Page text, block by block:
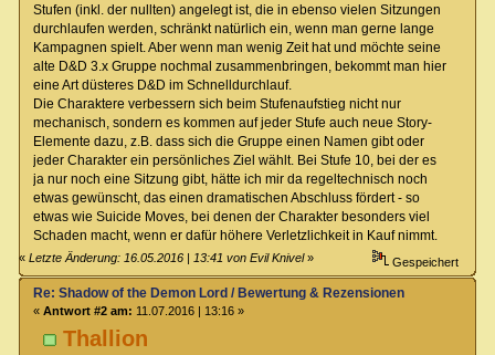
Stufen (inkl. der nullten) angelegt ist, die in ebenso vielen Sitzungen
durchlaufen werden, schränkt natürlich ein, wenn man gerne lange
Kampagnen spielt. Aber wenn man wenig Zeit hat und möchte seine
alte D&D 3.x Gruppe nochmal zusammenbringen, bekommt man hier
eine Art düsteres D&D im Schnelldurchlauf.
Die Charaktere verbessern sich beim Stufenaufstieg nicht nur
mechanisch, sondern es kommen auf jeder Stufe auch neue Story-
Elemente dazu, z.B. dass sich die Gruppe einen Namen gibt oder
jeder Charakter ein persönliches Ziel wählt. Bei Stufe 10, bei der es
ja nur noch eine Sitzung gibt, hätte ich mir da regeltechnisch noch
etwas gewünscht, das einen dramatischen Abschluss fördert - so
etwas wie Suicide Moves, bei denen der Charakter besonders viel
Schaden macht, wenn er dafür höhere Verletzlichkeit in Kauf nimmt.
«Letzte Änderung: 16.05.2016 | 13:41 von Evil Knivel» Gespeichert
Thallion
Re: Shadow of the Demon Lord / Bewertung & Rezensionen
« Antwort #2 am: 11.07.2016 | 13:16 »